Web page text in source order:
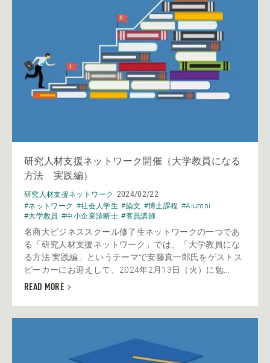
研究人材支援ネットワーク開催（大学教員になる
方法 実践編）
研究人材支援ネットワーク 2024/02/22
#ネットワーク #社会人学生 #論文 #博士課程 #Alumni
#大学教員 #中小企業診断士 #客員講師
名商大ビジネススクール修了生ネットワークの一つであ
る「研究人材支援ネットワーク」では、「大学教員にな
る方法 実践編」というテーマで安藤真一郎氏をゲストス
ピーカーにお迎えして、2024年2月13日（火）に勉...
READ MORE